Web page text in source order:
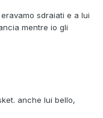
sdraiati e a lui
mentre io gli
anche lui bello,